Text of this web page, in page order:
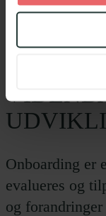
Onboarding er
evalueres og
og